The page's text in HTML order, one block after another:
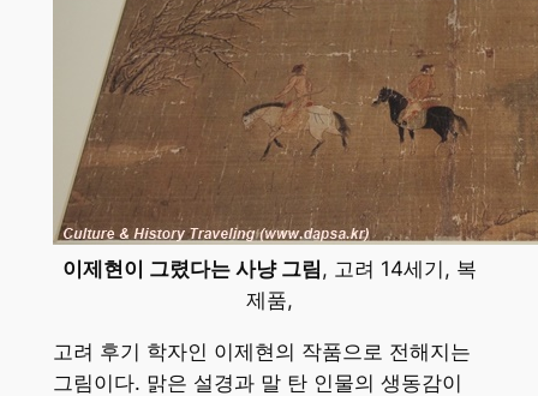
이제현이 그렸다는 사냥 그림, 고려 14세기, 복
제품,
고려 후기 학자인 이제현의 작품으로 전해지는
그림이다. 맑은 설경과 말 탄 인물의 생동감이